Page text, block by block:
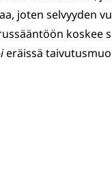
joten selvyyden
koskee
ieräissä